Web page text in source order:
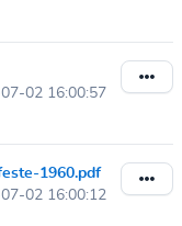
02 16:00:57
1960.pdf
02 16:00:12